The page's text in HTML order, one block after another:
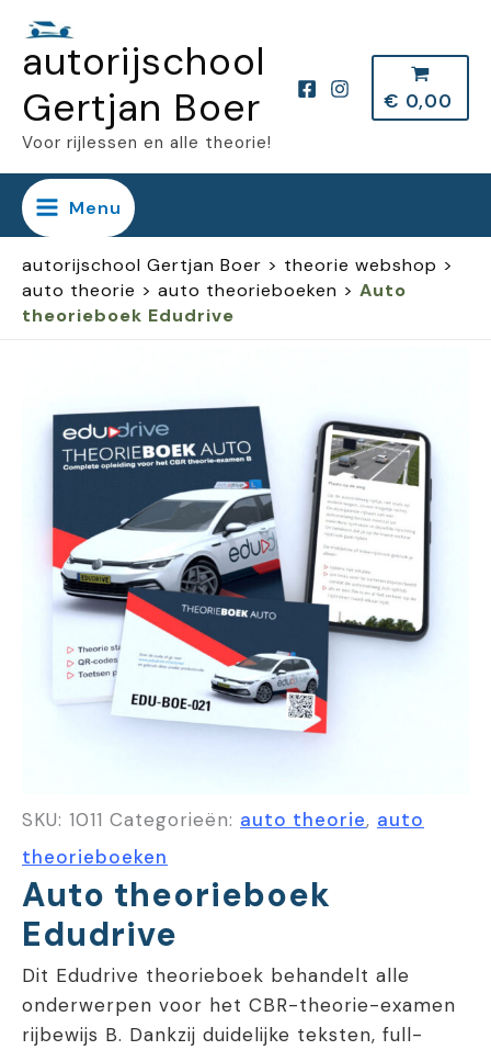
naarautorijschool
Gertjan Boer
Voor rijlessen en alle theorie!
€ 0,00
Menu
autorijschool Gertjan Boer > theorie webshop >
auto theorie > auto theorieboeken > Auto
theorieboek Edudrive
SKU: 1011 Categorieën: auto theorie, auto
theorieboeken
Auto theorieboek
Edudrive
Dit Edudrive theorieboek behandelt alle
onderwerpen voor het CBR-theorie-examen
rijbewijs B. Dankzij duidelijke teksten, full-